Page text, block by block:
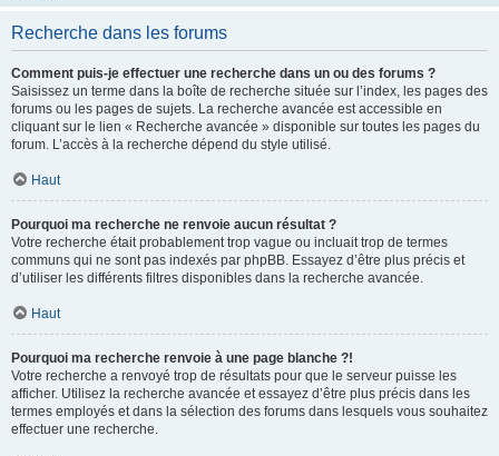
Recherche dans les forums
Comment puis-je effectuer une recherche dans un ou des forums ?
Saisissez un terme dans la boîte de recherche située sur l’index, les pages des
forums ou les pages de sujets. La recherche avancée est accessible en
cliquant sur le lien « Recherche avancée » disponible sur toutes les pages du
forum. L’accès à la recherche dépend du style utilisé.
Haut
Pourquoi ma recherche ne renvoie aucun résultat ?
Votre recherche était probablement trop vague ou incluait trop de termes
communs qui ne sont pas indexés par phpBB. Essayez d’être plus précis et
d’utiliser les différents filtres disponibles dans la recherche avancée.
Haut
Pourquoi ma recherche renvoie à une page blanche ?!
Votre recherche a renvoyé trop de résultats pour que le serveur puisse les
afficher. Utilisez la recherche avancée et essayez d’être plus précis dans les
termes employés et dans la sélection des forums dans lesquels vous souhaitez
effectuer une recherche.